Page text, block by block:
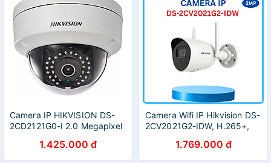
Camera IP HIKVISION DS-
2CD2121G0-I 2.0 Megapixel
1.425.000 đ
Camera Wifi IP Hikvision DS-
2CV2021G2-IDW, H.265+,
DNR, chuẩn IEEE hồng ngoại
30m - Hàng Chính Hãng
1.769.000 đ